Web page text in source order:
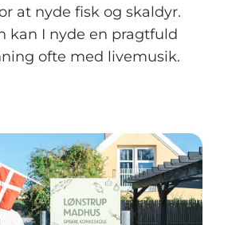
at nyde fisk og skaldyr.
kan I nyde en pragtfuld
ofte med livemusik.